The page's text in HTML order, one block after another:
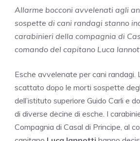
Allarme bocconi avvelenati agli
sospette di cani randagi stanno
carabinieri della compagnia di
comando del capitano Luca
Esche avvelenate per cani randagi.
scattato dopo le morti sospette
dell’istituto superiore Guido Carli e
di diverse decine di esche. I
Compagnia di Casal di Principe, al